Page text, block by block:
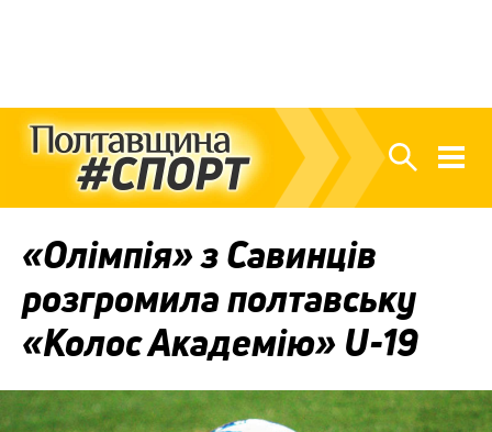
«Олімпія» з Савинців
розгромила полтавську
«Колос Академію» U-19